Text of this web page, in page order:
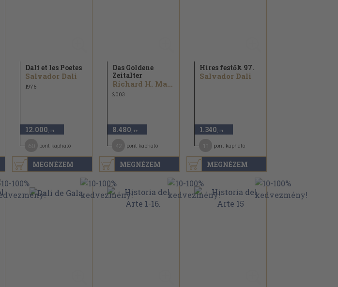
MEGNÉZEM
Dali et les Poetes
Salvador Dali
1976
12.000 ,-Ft
pont kapható
MEGNÉZEM
Das Goldene
Zeitalter
Richard H. Mayer
2003
8.480 ,-Ft
pont kapható
MEGNÉZEM
Híres festők 97.
Salvador Dali
1.340 ,-Ft
pont kapható